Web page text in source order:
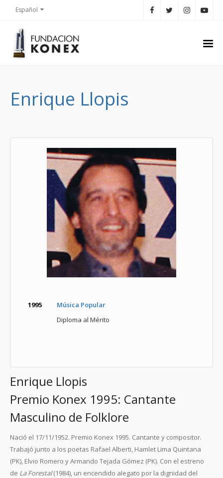
Español
Enrique Llopis
1995
Música Popular
Diploma al Mérito
Enrique Llopis
Premio Konex 1995: Cantante
Masculino de Folklore
Nació el 17/11/1952. Premio Konex 1995. Cantante y compositor.
Trabajó junto a los poetas Rafael Alberti, Hamlet Lima Quintana
(PK), Elvio Romero y Armando Tejada Gómez (PK). Con el estreno
de La Forestal(1984), un encendido alegato por la dignidad del